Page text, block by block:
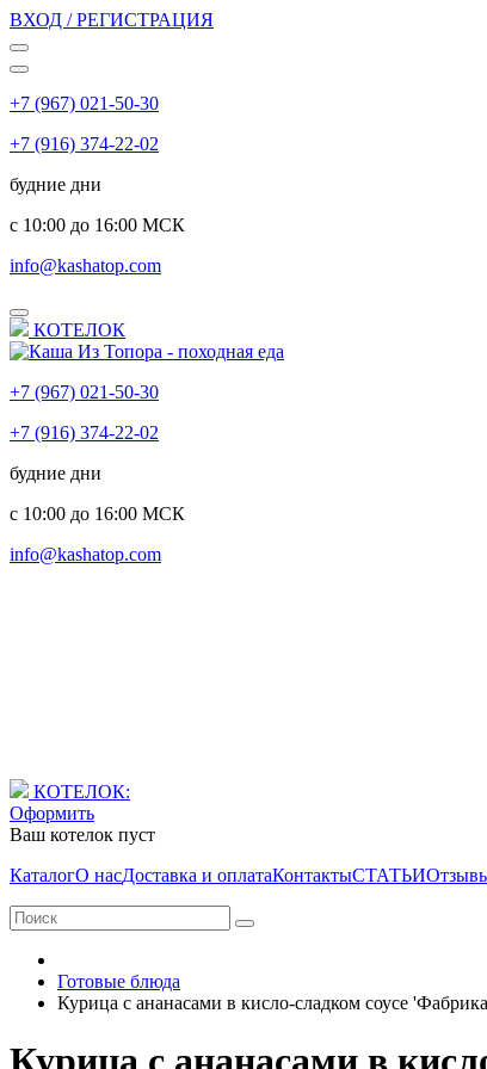
ВХОД / РЕГИСТРАЦИЯ
+7 (967) 021-50-30
+7 (916) 374-22-02
будние дни
с 10:00 до 16:00 МСК
info@kashatop.com
КОТЕЛОК
+7 (967) 021-50-30
+7 (916) 374-22-02
будние дни
с 10:00 до 16:00 МСК
info@kashatop.com
КОТЕЛОК:
Оформить
Ваш котелок пуст
КаталогО насДоставка и оплатаКонтактыСТАТЬИ
Готовые блюда
Курица с ананасами в кисло-сладком соусе